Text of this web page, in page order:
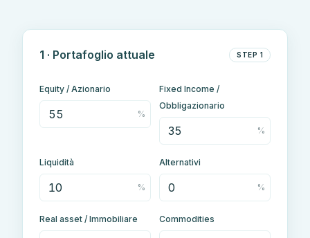
1 · Portafoglio attuale STEP 1
Equity / Azionario
%
Fixed Income /
Obbligazionario
%
Liquidità
%
Alternativi
%
Real asset / Immobiliare Commodities